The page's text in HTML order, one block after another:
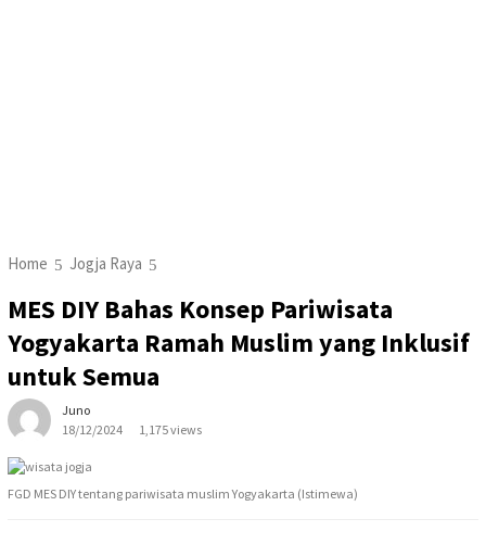
Home Jogja Raya
MES DIY Bahas Konsep Pariwisata
Yogyakarta Ramah Muslim yang Inklusif
untuk Semua
Juno
18/12/2024
1,175 views
FGD MES DIY tentang pariwisata muslim Yogyakarta (Istimewa)